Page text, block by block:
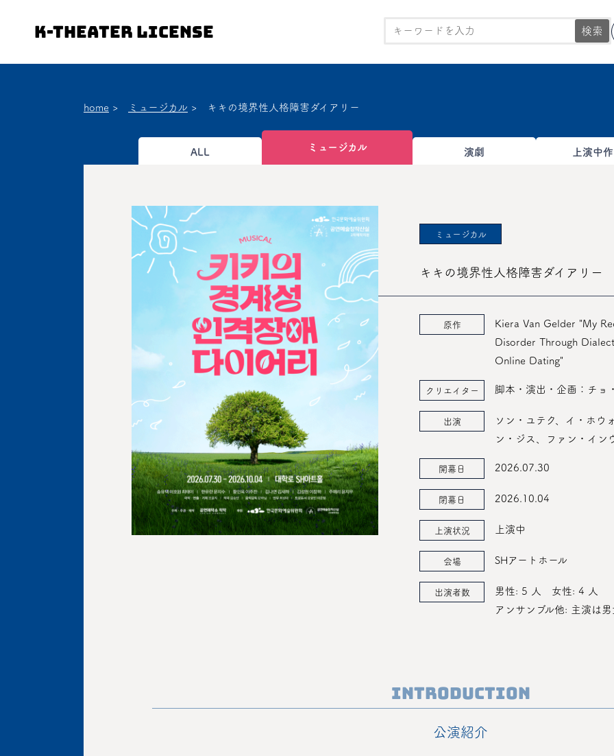
K-Theater License 検索
home > ミュージカル > キキの境界性人格障害ダイアリー
ALL ミュージカル 演劇 上演中
ミュージカル
キキの境界性人格障害ダイアリー
原作
Kiera Van Gelder "My
Disorder Through
Online Dating"
クリエイター 脚本・演出・企画：チ
出演
ソン・ユテク、イ・ホウ
ン・ジス、ファン・イン
開幕日 2026.07.30
閉幕日 2026.10.04
上演状況 上演中
会場 SHアートホール
出演者数 男性: 5 人
女性: 4 人
アンサンブル他: 主演は
Introduction
公演紹介